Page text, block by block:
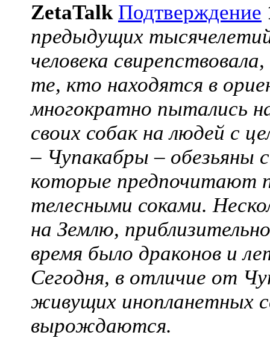
ZetaTalk Подтверждение
предыдущих
человека
те, кто находятся в
многократно пытались
своих собак на людей с
– Чупакабры – обезьяны
которые предпочитают
телесными соками.
на Землю,
время было драконов и
Сегодня, в отличие от
живущих инопланетных
вырождаются.